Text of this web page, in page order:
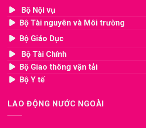
Bộ Nội vụ
Bộ Tài nguyên và Môi trường
Bộ Giáo Dục
Bộ Tài Chính
Bộ Giao thông vận tải
Bộ Y tế
LAO ĐỘNG NƯỚC NGOÀI